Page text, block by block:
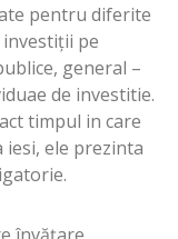
pentru diferite
pe
general –
de investitie.
timpul in care
ele prezinta